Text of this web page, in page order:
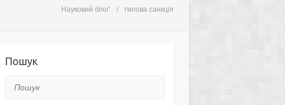
Науковий блоґ типова санкція
Пошук
Пошук